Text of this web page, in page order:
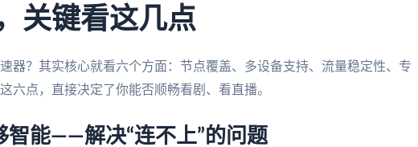
关键看这几点
器？其实核心就看六个方面：节点覆盖、多设备支持、流量稳定性、专
六点，直接决定了你能否顺畅看剧、看直播。
智能——解决“连不上”的问题